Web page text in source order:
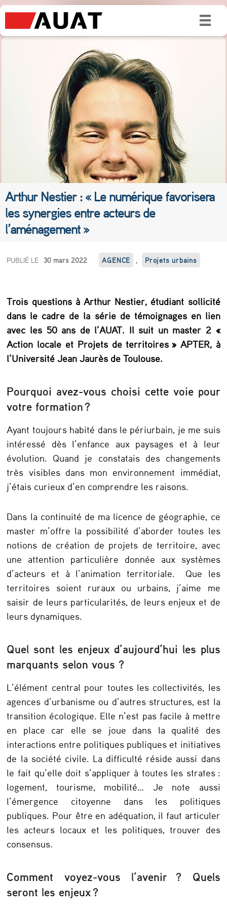
Arthur Nestier : « Le numérique favorisera
les synergies entre acteurs de
l’aménagement »
A
h
u
r
N
s
t
i
e
r
:
L
e
n
u
m
é
r
q
u
e
f
a
v
o
r
i
s
e
r
l
e
PUBLIÉ LE 30 mars 2022 AGENCE , Projets urbains
Trois questions à Arthur Nestier, étudiant sollicité
dans le cadre de la série de témoignages en lien
avec les 50 ans de l’AUAT. Il suit un master 2 «
Action locale et Projets de territoires » APTER, à
l’Université Jean Jaurès de Toulouse.
Pourquoi avez-vous choisi cette voie pour
votre formation ?
Ayant toujours habité dans le périurbain, je me suis
intéressé dès l’enfance aux paysages et à leur
évolution. Quand je constatais des changements
très visibles dans mon environnement immédiat,
j’étais curieux d’en comprendre les raisons.
Dans la continuité de ma licence de géographie, ce
master m’offre la possibilité d’aborder toutes les
notions de création de projets de territoire, avec
une attention particulière donnée aux systèmes
d’acteurs et à l’animation territoriale. Que les
territoires soient ruraux ou urbains, j’aime me
saisir de leurs particularités, de leurs enjeux et de
leurs dynamiques.
Quel sont les enjeux d’aujourd’hui les plus
marquants selon vous ?
L’élément central pour toutes les collectivités, les
agences d’urbanisme ou d’autres structures, est la
transition écologique. Elle n’est pas facile à mettre
en place car elle se joue dans la qualité des
interactions entre politiques publiques et initiatives
de la société civile. La difficulté réside aussi dans
le fait qu’elle doit s’appliquer à toutes les strates :
logement, tourisme, mobilité… Je note aussi
l’émergence citoyenne dans les politiques
publiques. Pour être en adéquation, il faut articuler
les acteurs locaux et les politiques, trouver des
consensus.
Comment voyez-vous l’avenir ? Quels
seront les enjeux ?